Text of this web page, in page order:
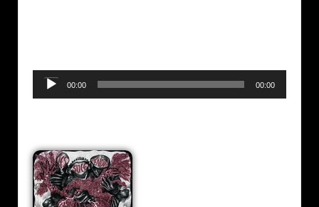
Audio
Player
00:00 00:00